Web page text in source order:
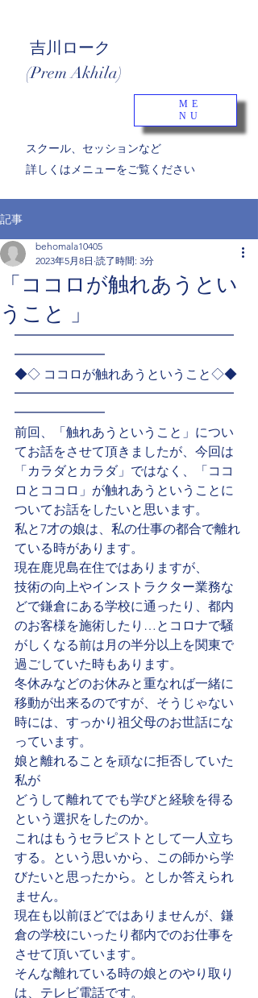
吉川ローク
(Prem Akhila)
ME
NU
​スクール、セッションなど
詳しくはメニューをご覧ください
記事
「ココロが触れあうとい
うこと 」
behomala10405
2023年5月8日 読了時間: 3分
━━━━━━━━━━━━━━━━━
━━━━━━━
◆◇ ココロが触れあうということ◇◆
━━━━━━━━━━━━━━━━━
━━━━━━━
前回、「触れあうということ」につい
てお話をさせて頂きましたが、今回は
「カラダとカラダ」ではなく、「ココ
ロとココロ」が触れあうということに
ついてお話をしたいと思います。
私と7才の娘は、私の仕事の都合で離れ
ている時があります。
現在鹿児島在住ではありますが、
技術の向上やインストラクター業務な
どで鎌倉にある学校に通ったり、都内
のお客様を施術したり…とコロナで騒
がしくなる前は月の半分以上を関東で
過ごしていた時もあります。
冬休みなどのお休みと重なれば一緒に
移動が出来るのですが、そうじゃない
時には、すっかり祖父母のお世話にな
っています。
娘と離れることを頑なに拒否していた
私が
どうして離れてでも学びと経験を得る
という選択をしたのか。
これはもうセラピストとして一人立ち
する。という思いから、この師から学
びたいと思ったから。としか答えられ
ません。
現在も以前ほどではありませんが、鎌
倉の学校にいったり都内でのお仕事を
させて頂いています。
そんな離れている時の娘とのやり取り
は、テレビ電話です。